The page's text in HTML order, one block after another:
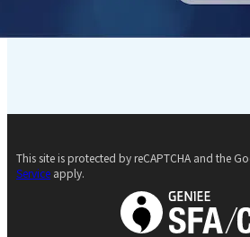
This site is protected by reCAPTCHA and the
Service apply.